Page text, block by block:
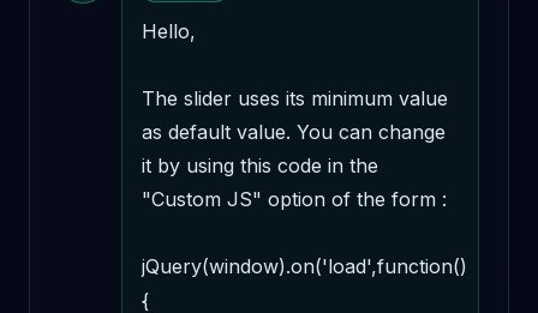
Hello,
The slider uses its minimum value
as default value. You can change
it by using this code in the
"Custom JS" option of the form :
jQuery(window).on('load',function()
{